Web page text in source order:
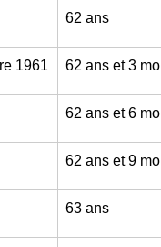
62 ans
1961 62 ans et 3
62 ans et 6
62 ans et 9
63 ans